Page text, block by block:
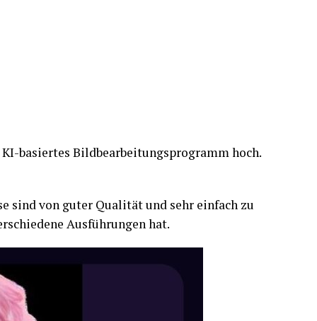
basiertes Bildbearbeitungsprogramm hoch.
sind von guter Qualität und sehr einfach zu
Ausführungen hat.